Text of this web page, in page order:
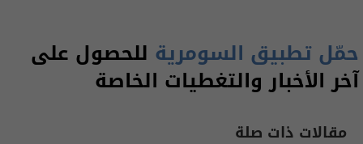
حمّل تطبيق السومرية للحصول على
آخر الأخبار والتغطيات الخاصة
مقالات ذات صلة